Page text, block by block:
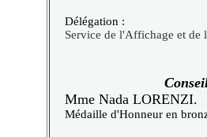
Délégation :
Service de l'Affichage et de
Mme Nada LORENZI.
Médaille d'Honneur en